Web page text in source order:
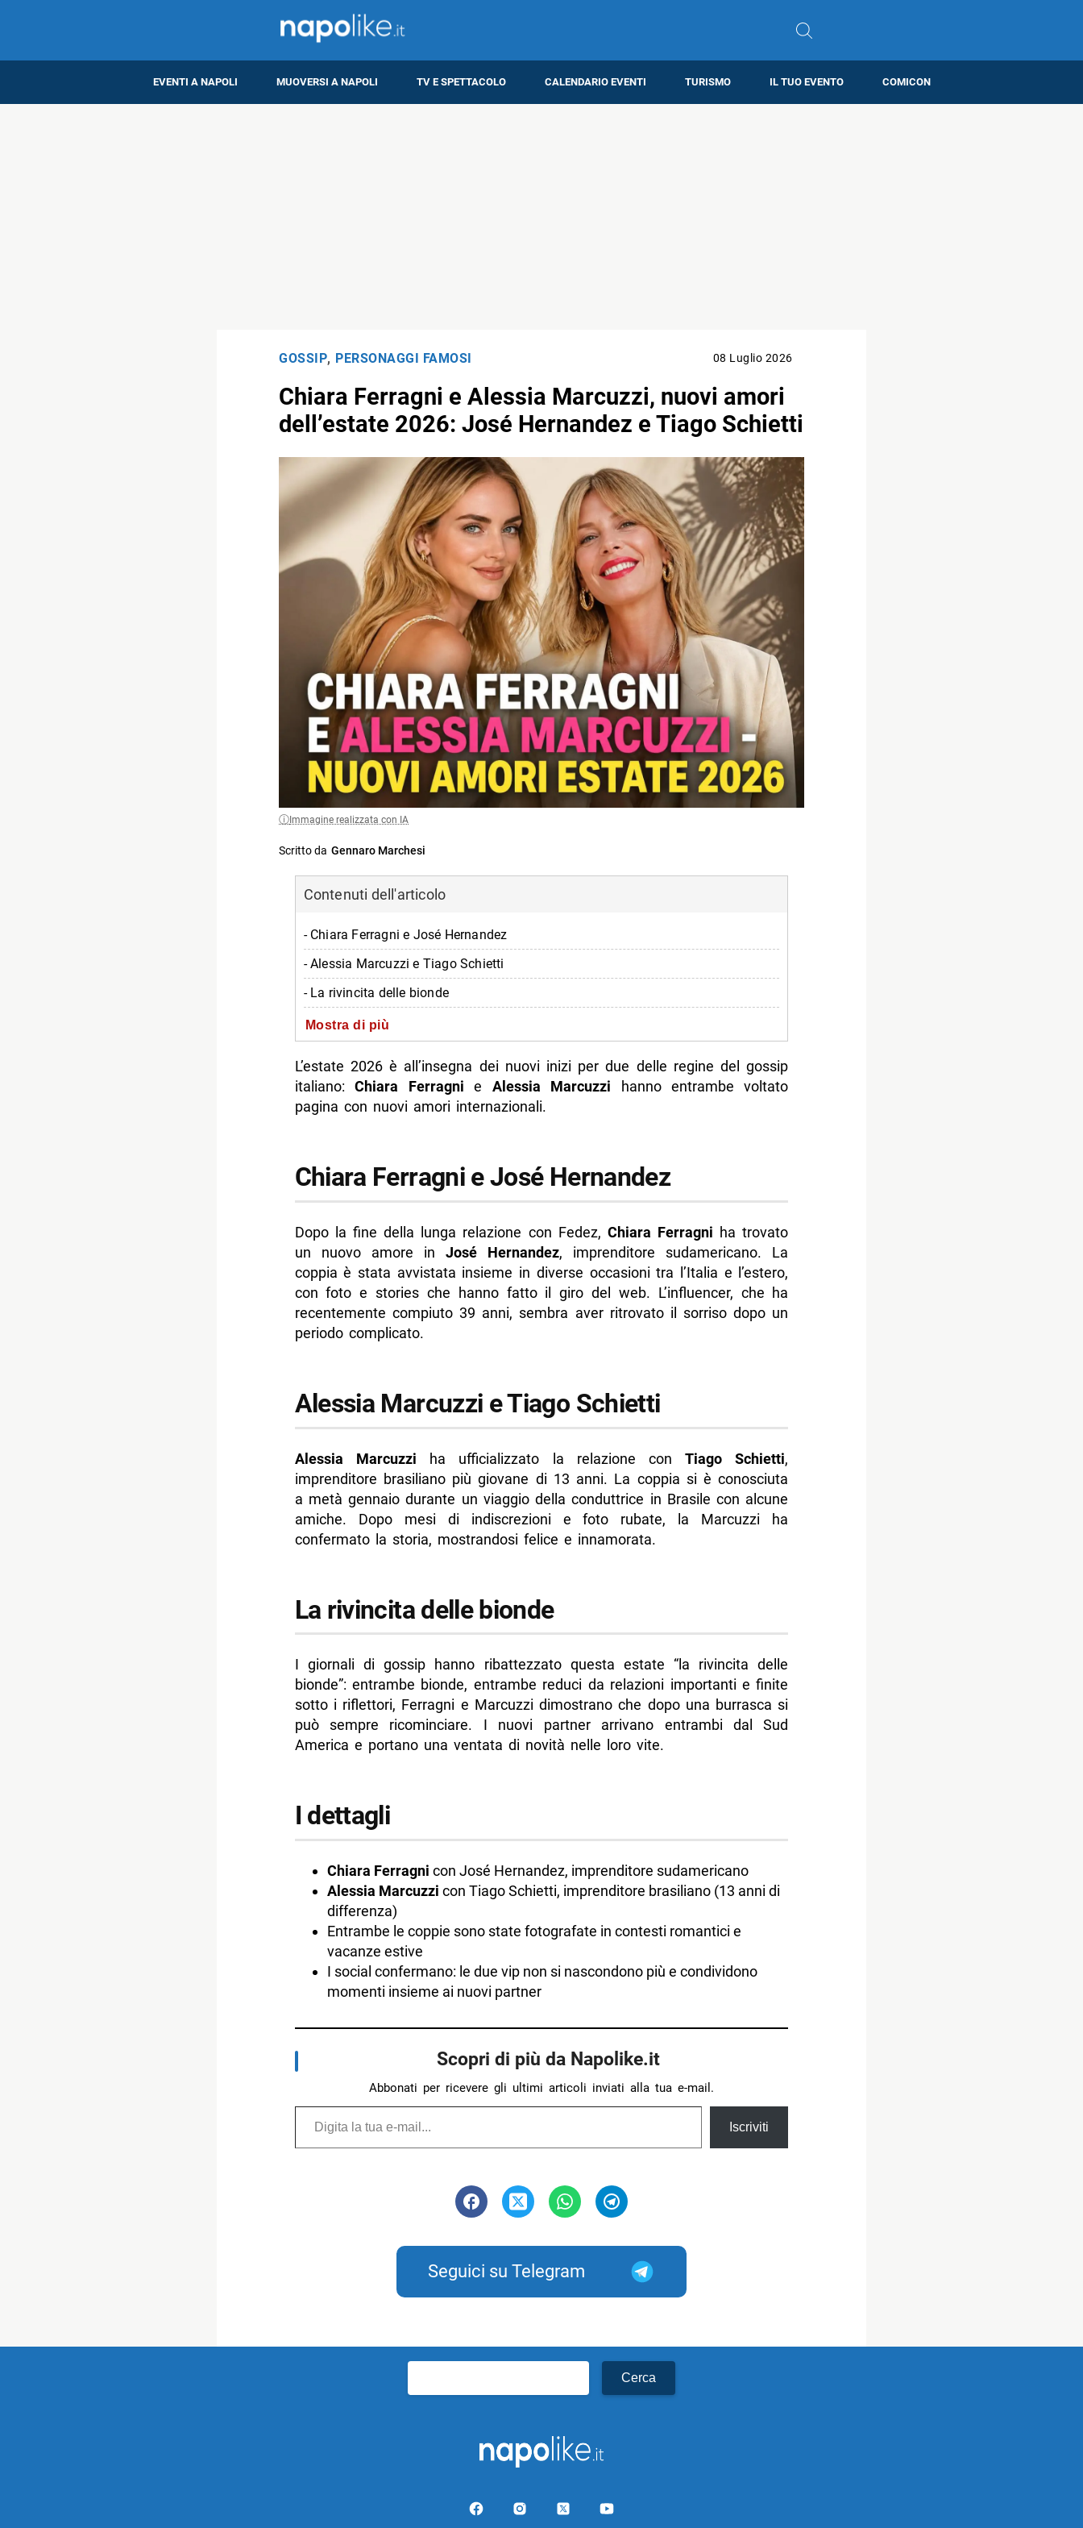
EVENTI A NAPOLI MUOVERSI A NAPOLI TV E SPETTACOLO CALENDARIO EVENTI TURISMO IL TUO EVENTO COMICON
GOSSIP, PERSONAGGI FAMOSI 08 Luglio 2026
Chiara Ferragni e Alessia Marcuzzi, nuovi amori
dell’estate 2026: José Hernandez e Tiago Schietti
Immagine realizzata con IA
Scritto da Gennaro Marchesi
Contenuti dell'articolo
- Chiara Ferragni e José Hernandez
- Alessia Marcuzzi e Tiago Schietti
- La rivincita delle bionde
- I dettagli
Mostra di più
L’estate 2026 è all’insegna dei nuovi inizi per due delle regine del gossip
italiano:Chiara Ferragni e Alessia Marcuzzi hanno entrambe voltato
pagina con nuovi amori internazionali.
Chiara Ferragni e José Hernandez
Dopo la fine della lunga relazione con Fedez, Chiara Ferragni ha trovato
un nuovo amore in José Hernandez, imprenditore sudamericano. La
coppia è stata avvistata insieme in diverse occasioni tra l’Italia e l’estero,
con foto e stories che hanno fatto il giro del web. L’influencer, che ha
recentemente compiuto 39 anni, sembra aver ritrovato il sorriso dopo un
periodo complicato.
Alessia Marcuzzi e Tiago Schietti
Alessia Marcuzzi ha ufficializzato la relazione conTiago Schietti,
imprenditore brasiliano più giovane di 13 anni. La coppia si è conosciuta
a metà gennaio durante un viaggio della conduttrice in Brasile con alcune
amiche. Dopo mesi di indiscrezioni e foto rubate, la Marcuzzi ha
confermato la storia, mostrandosi felice e innamorata.
La rivincita delle bionde
I giornali di gossip hanno ribattezzato questa estate “la rivincita delle
bionde”: entrambe bionde, entrambe reduci da relazioni importanti e finite
sotto i riflettori, Ferragni e Marcuzzi dimostrano che dopo una burrasca si
può sempre ricominciare. I nuovi partner arrivano entrambi dal Sud
America e portano una ventata di novità nelle loro vite.
I dettagli
Chiara Ferragni con José Hernandez, imprenditore sudamericano
Alessia Marcuzzi con Tiago Schietti, imprenditore brasiliano (13 anni di
differenza)
Entrambe le coppie sono state fotografate in contesti romantici e
vacanze estive
I social confermano: le due vip non si nascondono più e condividono
momenti insieme ai nuovi partner
Scopri di più da Napolike.it
Abbonati per ricevere gli ultimi articoli inviati alla tua e-mail.
Digita la tua e-mail...
Iscriviti
Seguici su Telegram
per: